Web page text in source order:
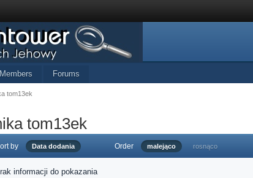
Members Forums
tom13ek
tom13ek
by Data dodania Order malejąco rosnąco
informacji do pokazania